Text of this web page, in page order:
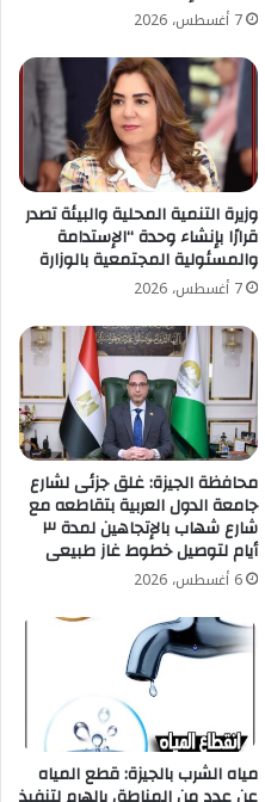
7 أغسطس، 2026
وزيرة التنمية المحلية والبيئة تصدر
قرارًا بإنشاء وحدة “الإستدامة
والمسئولية المجتمعية بالوزارة
7 أغسطس، 2026
محافظة الجيزة: غلق جزئى لشارع
جامعة الدول العربية بتقاطعه مع
شارع شهاب بالإتجاهين لمدة ٣
أيام لتوصيل خطوط غاز طبيعى
6 أغسطس، 2026
مياه الشرب بالجيزة: قطع المياه